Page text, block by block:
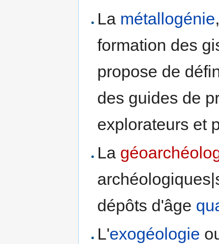
La métallogénie
formation des
propose de
des guides de
explorateurs et
La
dépôts d'âge
L'exogéologie